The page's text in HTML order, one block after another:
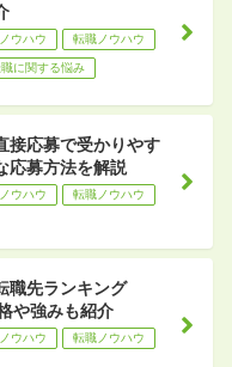
ウハウ 転職ノウハウ
に関する悩み
接応募で受かりやす
応募方法を解説
ウハウ 転職ノウハウ
職先ランキング
や強みも紹介
ウハウ 転職ノウハウ